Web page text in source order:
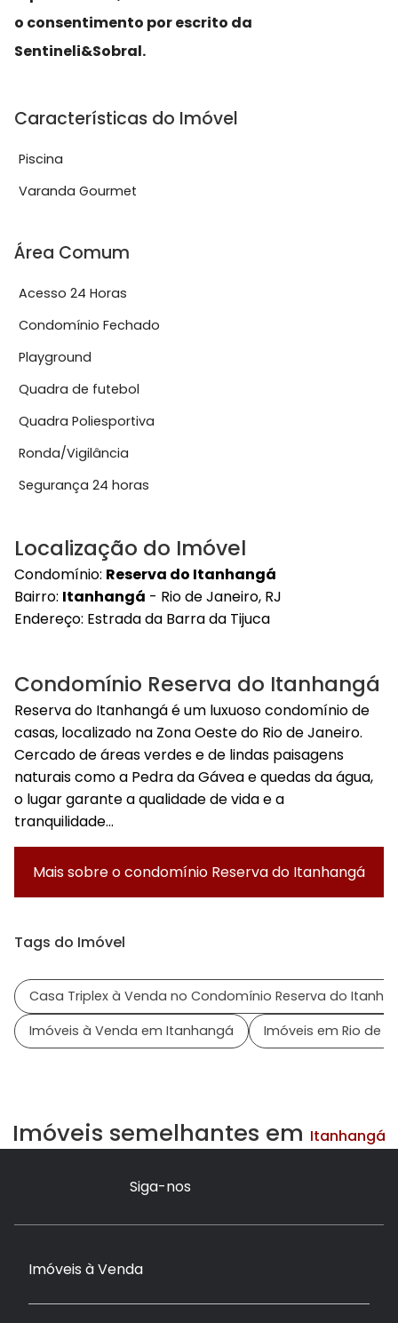
o consentimento por escrito da
Sentineli&Sobral.
Características do Imóvel
Piscina
Varanda Gourmet
Área Comum
Acesso 24 Horas
Condomínio Fechado
Playground
Quadra de futebol
Quadra Poliesportiva
Ronda/Vigilância
Segurança 24 horas
Localização do Imóvel
Condomínio: Reserva do Itanhangá
Bairro: Itanhangá - Rio de Janeiro, RJ
Endereço: Estrada da Barra da Tijuca
Condomínio Reserva do Itanhangá
Reserva do Itanhangá é um luxuoso condomínio de
casas, localizado na Zona Oeste do Rio de Janeiro.
Cercado de áreas verdes e de lindas paisagens
naturais como a Pedra da Gávea e quedas da água,
o lugar garante a qualidade de vida e a
tranquilidade...
Mais sobre o condomínio Reserva do Itanhangá
Tags do Imóvel
Casa Triplex à Venda no Condomínio Reserva do
Imóveis à Venda em Itanhangá
Imóveis em Rio de
Imóveis semelhantes em Itanhangá
Siga-nos
Imóveis à Venda